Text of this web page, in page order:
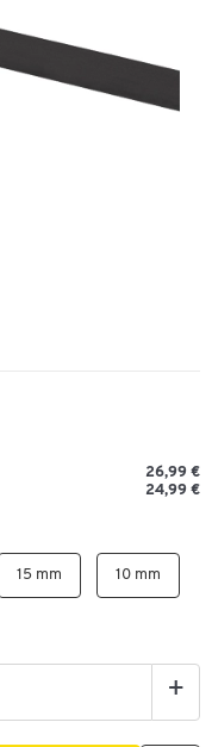
26,99 €
24,99 €
15 mm 10 mm
+